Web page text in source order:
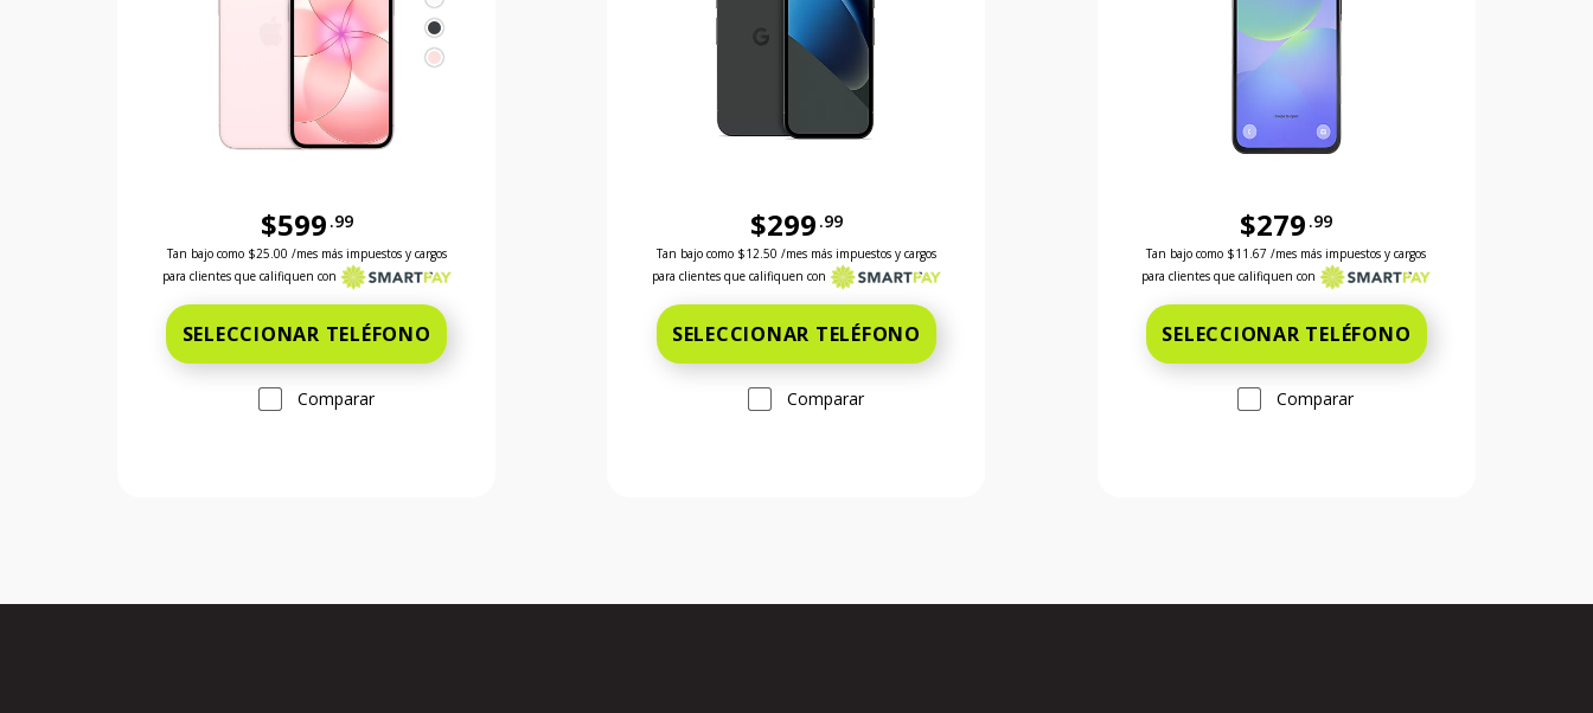
$599 .99
Antes el precio era 599 dollars and 99 cents Ahora el precio es 599 dollars and 99 cents
Tan bajo como $25.00 /mes más impuestos y cargos
para clientes que califiquen con
SELECCIONAR TELÉFONO
Comparar
$299 .99
Antes el precio era 299 dollars and 99 cents Ahora el precio es 299 dollars and 99 cents
Tan bajo como $12.50 /mes más impuestos y cargos
para clientes que califiquen con
SELECCIONAR TELÉFONO
Comparar
$279 .99
Antes el precio era 279 dollars and 99 cents Ahora el
Tan bajo como $11.67 /mes más impuestos y cargos
para clientes que califiquen con
SELECCIONAR TELÉFONO
Comparar